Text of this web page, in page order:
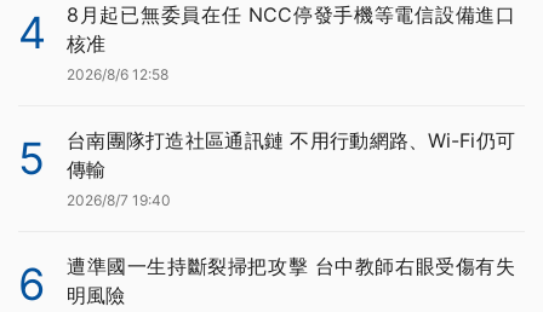
4
8月起已無委員在任 NCC停發手機等電信設備進口
核准
2026/8/6 12:58
5
台南團隊打造社區通訊鏈 不用行動網路、Wi-Fi仍可
傳輸
2026/8/7 19:40
6
遭準國一生持斷裂掃把攻擊 台中教師右眼受傷有失
明風險